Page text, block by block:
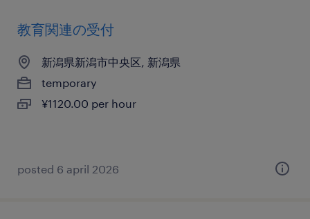
教育関連の受付
新潟県新潟市中央区, 新潟県
temporary
¥1120.00 per hour
posted 6 april 2026